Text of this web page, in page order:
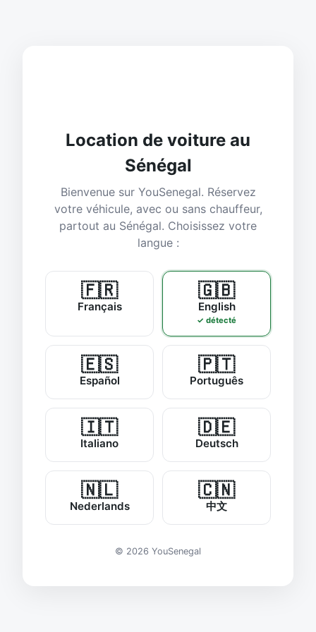
Location de voiture au
Sénégal
Bienvenue sur YouSenegal. Réservez
votre véhicule, avec ou sans chauffeur,
partout au Sénégal. Choisissez votre
langue :
🇫🇷
Français
🇬🇧
English
✓ détecté
🇪🇸
Español
🇵🇹
Português
🇮🇹
Italiano
🇩🇪
Deutsch
🇳🇱
Nederlands
🇨🇳
中文
© 2026 YouSenegal